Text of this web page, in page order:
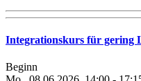
Integrationskurs für gering
Beginn